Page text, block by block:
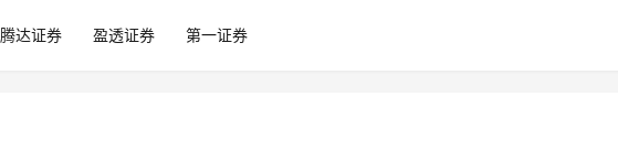
腾达证券 盈透证券 第一证券